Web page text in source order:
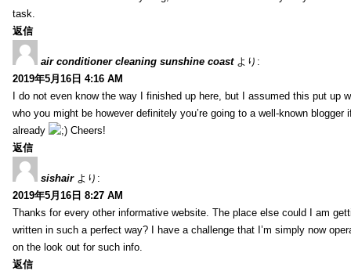
task.
返信
air conditioner cleaning sunshine coast より:
2019年5月16日 4:16 AM
I do not even know the way I finished up here, but I assumed this put up
who you might be however definitely you’re going to a well-known blogger
already
Cheers!
返信
sishair より:
2019年5月16日 8:27 AM
Thanks for every other informative website. The place else could I am
written in such a perfect way? I have a challenge that I’m simply now
on the look out for such info.
返信